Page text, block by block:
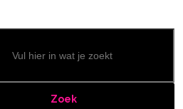
Zoek